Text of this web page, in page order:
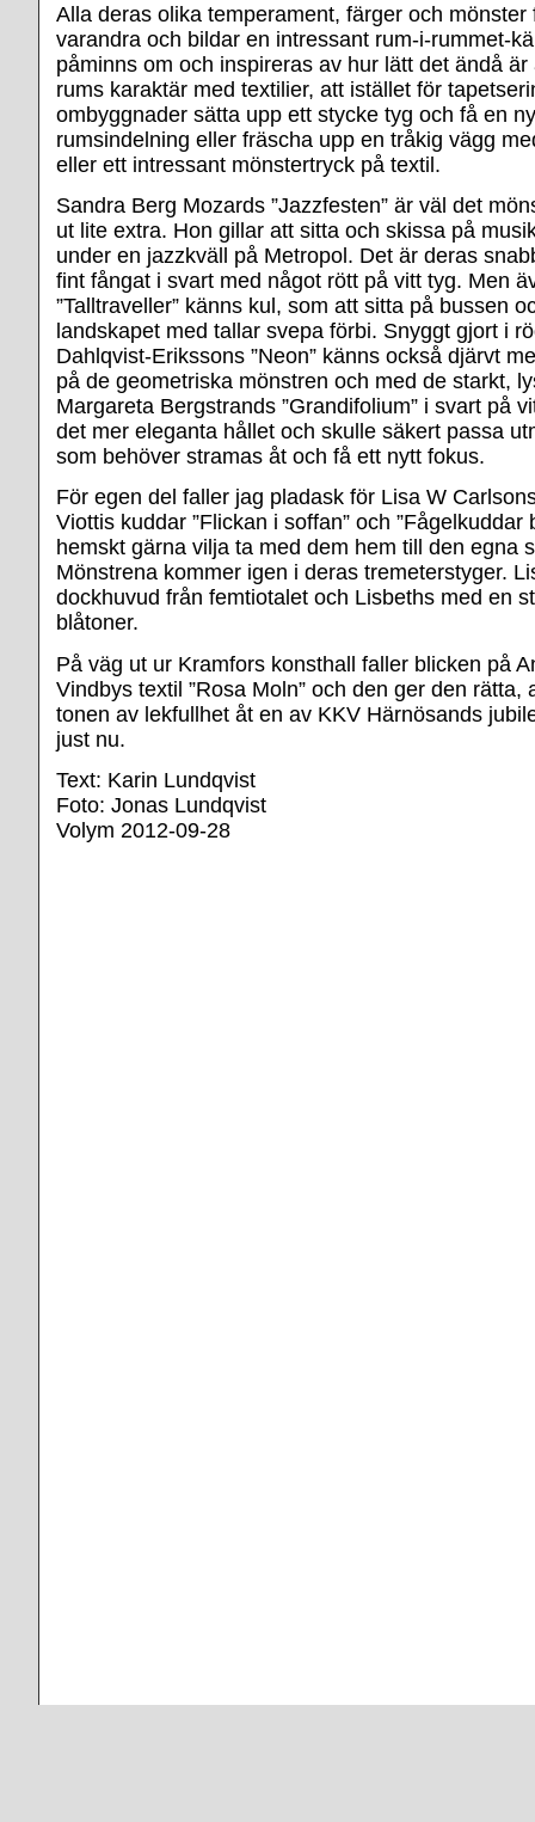
Alla deras olika temperament, färger och mönster
varandra och bildar en intressant rum-i-rummet-
påminns om och inspireras av hur lätt det ändå är
rums karaktär med textilier, att istället för
ombyggnader sätta upp ett stycke tyg och få en
rumsindelning eller fräscha upp en tråkig vägg
eller ett intressant mönstertryck på textil.
Sandra Berg Mozards ”Jazzfesten” är väl det
ut lite extra. Hon gillar att sitta och skissa på
under en jazzkväll på Metropol. Det är deras
fint fångat i svart med något rött på vitt tyg. Men
”Talltraveller” känns kul, som att sitta på bussen
landskapet med tallar svepa förbi. Snyggt gjort i
Dahlqvist-Erikssons ”Neon” känns också djärvt
på de geometriska mönstren och med de starkt,
Margareta Bergstrands ”Grandifolium” i svart på
det mer eleganta hållet och skulle säkert passa
som behöver stramas åt och få ett nytt fokus.
För egen del faller jag pladask för Lisa W
Viottis kuddar ”Flickan i soffan” och ”Fågelkuddar
hemskt gärna vilja ta med dem hem till den egna
Mönstrena kommer igen i deras tremeterstyger.
dockhuvud från femtiotalet och Lisbeths med en
blåtoner.
På väg ut ur Kramfors konsthall faller blicken på
Vindbys textil ”Rosa Moln” och den ger den rätta,
tonen av lekfullhet åt en av KKV Härnösands
just nu.
Text: Karin Lundqvist
Foto: Jonas Lundqvist
Volym 2012-09-28